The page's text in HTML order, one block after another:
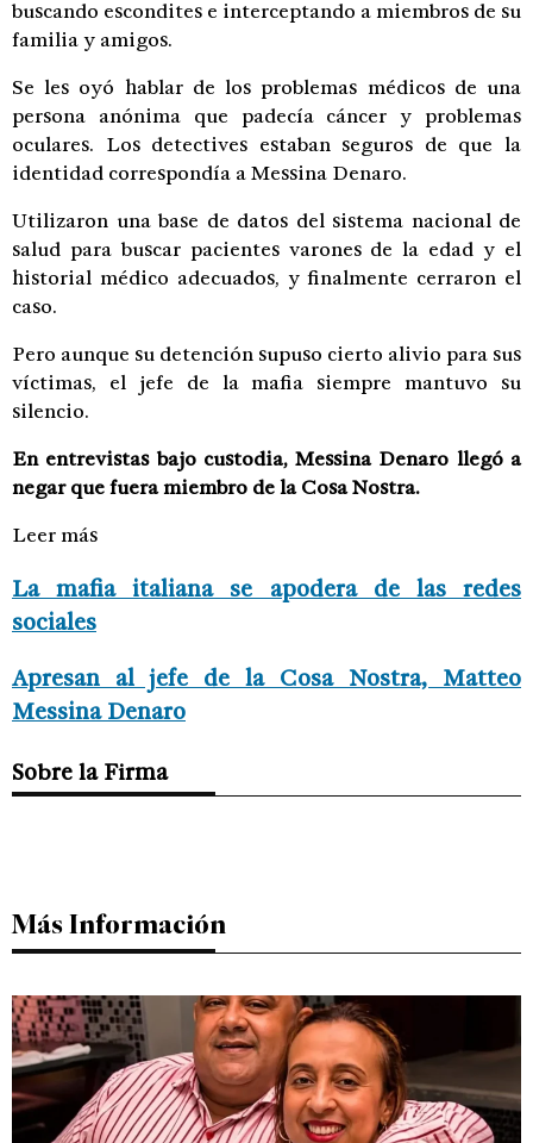
buscando escondites e interceptando a miembros de su
familia y amigos.
Se les oyó hablar de los problemas médicos de una
persona anónima que padecía cáncer y problemas
oculares. Los detectives estaban seguros de que la
identidad correspondía a Messina Denaro.
Utilizaron una base de datos del sistema nacional de
salud para buscar pacientes varones de la edad y el
historial médico adecuados, y finalmente cerraron el
caso.
Pero aunque su detención supuso cierto alivio para sus
víctimas, el jefe de la mafia siempre mantuvo su
silencio.
En entrevistas bajo custodia, Messina Denaro llegó a
negar que fuera miembro de la Cosa Nostra.
Leer más
La mafia italiana se apodera de las redes
sociales
Apresan al jefe de la Cosa Nostra, Matteo
Messina Denaro
Sobre la Firma
Más Información